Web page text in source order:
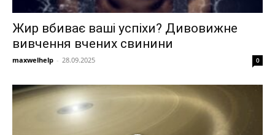
Жир вбиває ваші успіхи? Дивовижне
вивчення вчених свинини
maxwelhelp - 28.09.2025 0